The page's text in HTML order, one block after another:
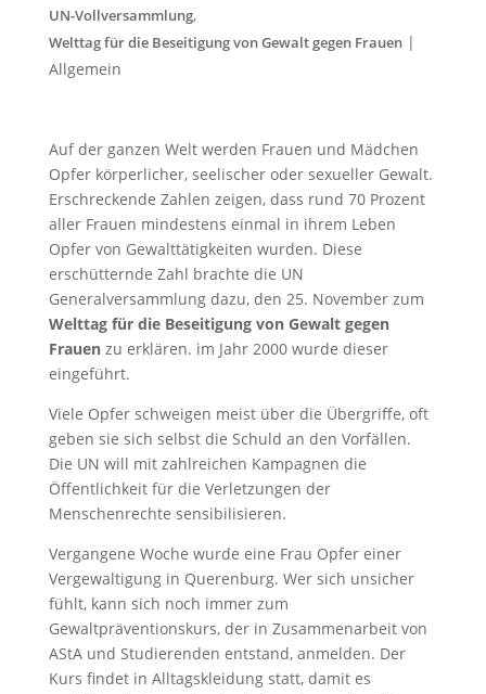
UN-Vollversammlung,
Welttag für die Beseitigung von Gewalt gegen Frauen|
Allgemein
Auf der ganzen Welt werden Frauen und Mädchen
Opfer körperlicher, seelischer oder sexueller Gewalt.
Erschreckende Zahlen zeigen, dass rund 70 Prozent
aller Frauen mindestens einmal in ihrem Leben
Opfer von Gewalttätigkeiten wurden. Diese
erschütternde Zahl brachte die UN
Generalversammlung dazu, den 25. November zum
Welttag für die Beseitigung von Gewalt gegen
Frauen zu erklären. im Jahr 2000 wurde dieser
eingeführt.
Viele Opfer schweigen meist über die Übergriffe, oft
geben sie sich selbst die Schuld an den Vorfällen.
Die UN will mit zahlreichen Kampagnen die
Öffentlichkeit für die Verletzungen der
Menschenrechte sensibilisieren.
Vergangene Woche wurde eine Frau Opfer einer
Vergewaltigung in Querenburg. Wer sich unsicher
fühlt, kann sich noch immer zum
Gewaltpräventionskurs, der in Zusammenarbeit von
AStA und Studierenden entstand, anmelden. Der
Kurs findet in Alltagskleidung statt, damit es